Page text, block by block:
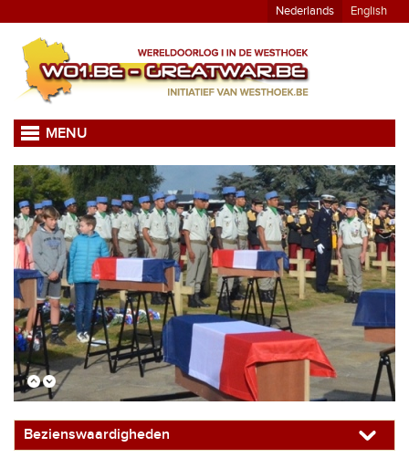
Nederlands English
MENU
Bezienswaardigheden